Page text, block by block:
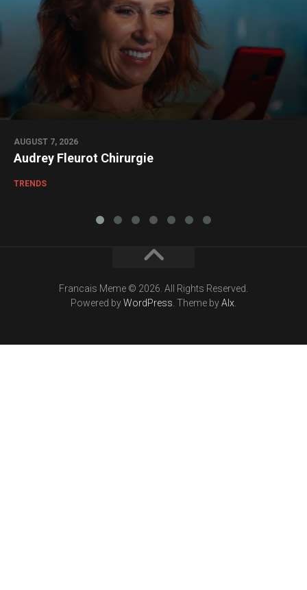
AUGUST 7, 2026
Audrey Fleurot Chirurgie
TRENDS
Francais Meme © 2026. All Rights Reserved.
Powered byWordPress . Theme byAlx